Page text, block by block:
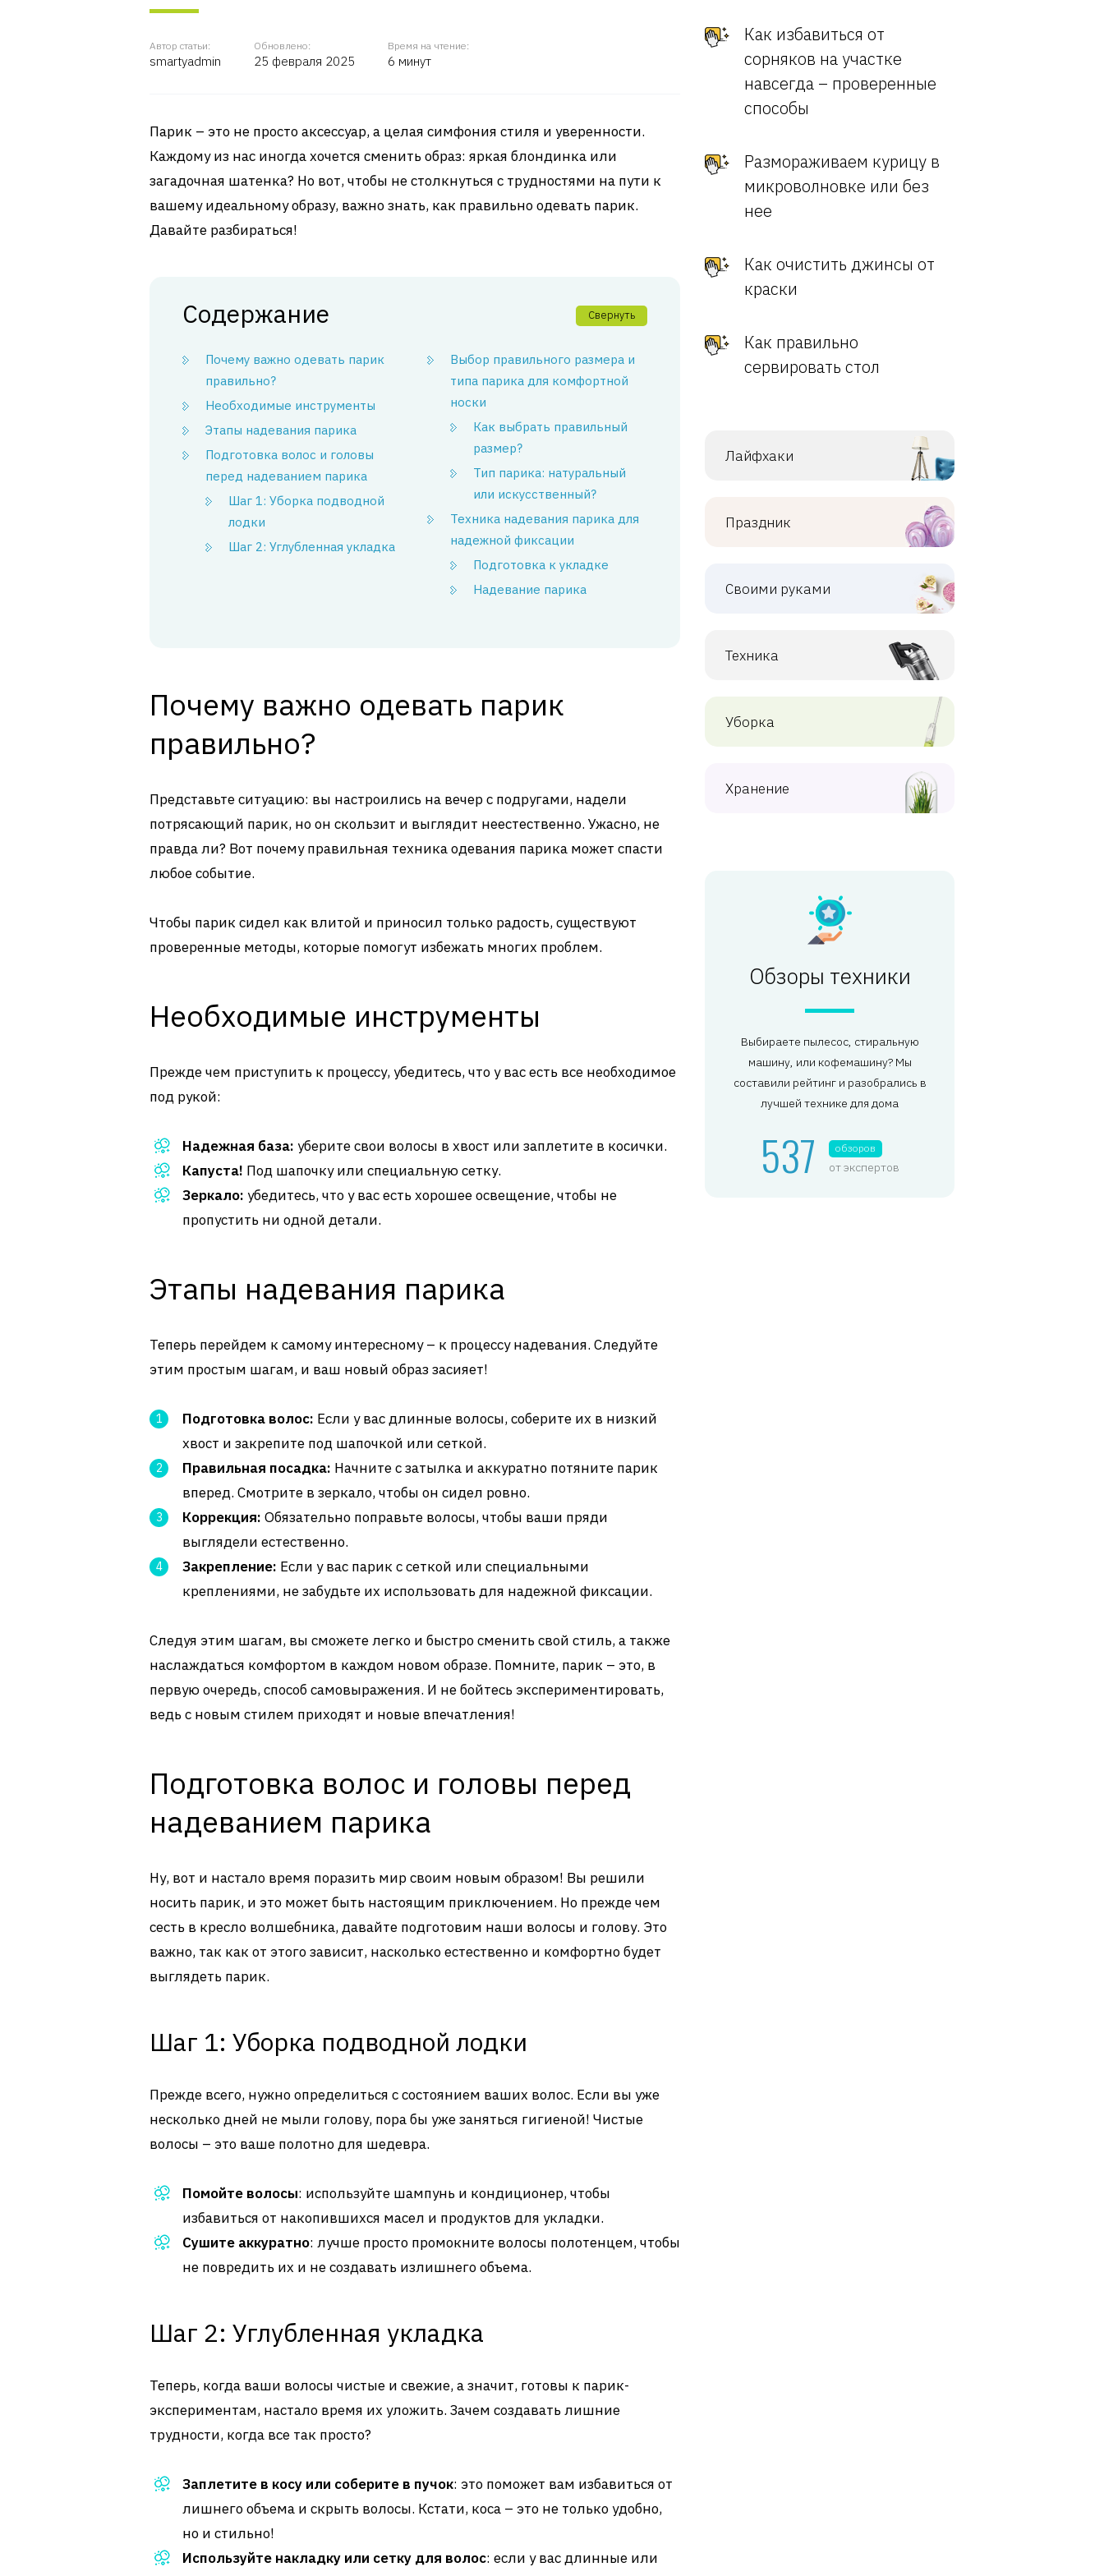
Автор статьи:
smartyadmin
Обновлено:
25 февраля 2025
Время на чтение:
6 минут
Парик – это не просто аксессуар, а целая симфония стиля и уверенности.
Каждому из нас иногда хочется сменить образ: яркая блондинка или
загадочная шатенка? Но вот, чтобы не столкнуться с трудностями на пути к
вашему идеальному образу, важно знать, как правильно одевать парик.
Давайте разбираться!
Содержание Свернуть
Почему важно одевать парик
правильно?
Необходимые инструменты
Этапы надевания парика
Подготовка волос и головы
перед надеванием парика
Шаг 1: Уборка подводной
лодки
Шаг 2: Углубленная укладка
Выбор правильного размера и
типа парика для комфортной
носки
Как выбрать правильный
размер?
Тип парика: натуральный
или искусственный?
Техника надевания парика для
надежной фиксации
Подготовка к укладке
Надевание парика
Почему важно одевать парик
правильно?
Представьте ситуацию: вы настроились на вечер с подругами, надели
потрясающий парик, но он скользит и выглядит неестественно. Ужасно, не
правда ли? Вот почему правильная техника одевания парика может спасти
любое событие.
Чтобы парик сидел как влитой и приносил только радость, существуют
проверенные методы, которые помогут избежать многих проблем.
Необходимые инструменты
Прежде чем приступить к процессу, убедитесь, что у вас есть все необходимое
под рукой:
Надежная база: уберите свои волосы в хвост или заплетите в косички.
Капуста! Под шапочку или специальную сетку.
Зеркало: убедитесь, что у вас есть хорошее освещение, чтобы не
пропустить ни одной детали.
Этапы надевания парика
Теперь перейдем к самому интересному – к процессу надевания. Следуйте
этим простым шагам, и ваш новый образ засияет!
Подготовка волос: Если у вас длинные волосы, соберите их в низкий
хвост и закрепите под шапочкой или сеткой.
Правильная посадка: Начните с затылка и аккуратно потяните парик
вперед. Смотрите в зеркало, чтобы он сидел ровно.
Коррекция: Обязательно поправьте волосы, чтобы ваши пряди
выглядели естественно.
Закрепление: Если у вас парик с сеткой или специальными
креплениями, не забудьте их использовать для надежной фиксации.
Следуя этим шагам, вы сможете легко и быстро сменить свой стиль, а также
наслаждаться комфортом в каждом новом образе. Помните, парик – это, в
первую очередь, способ самовыражения. И не бойтесь экспериментировать,
ведь с новым стилем приходят и новые впечатления!
Подготовка волос и головы перед
надеванием парика
Ну, вот и настало время поразить мир своим новым образом! Вы решили
носить парик, и это может быть настоящим приключением. Но прежде чем
сесть в кресло волшебника, давайте подготовим наши волосы и голову. Это
важно, так как от этого зависит, насколько естественно и комфортно будет
выглядеть парик.
Шаг 1: Уборка подводной лодки
Прежде всего, нужно определиться с состоянием ваших волос. Если вы уже
несколько дней не мыли голову, пора бы уже заняться гигиеной! Чистые
волосы – это ваше полотно для шедевра.
Помойте волосы: используйте шампунь и кондиционер, чтобы
избавиться от накопившихся масел и продуктов для укладки.
Сушите аккуратно: лучше просто промокните волосы полотенцем, чтобы
не повредить их и не создавать излишнего объема.
Шаг 2: Углубленная укладка
Теперь, когда ваши волосы чистые и свежие, а значит, готовы к парик-
экспериментам, настало время их уложить. Зачем создавать лишние
трудности, когда все так просто?
Заплетите в косу или соберите в пучок: это поможет вам избавиться от
лишнего объема и скрыть волосы. Кстати, коса – это не только удобно,
но и стильно!
Используйте накладку или сетку для волос: если у вас длинные или
Как избавиться от
сорняков на участке
навсегда – проверенные
способы
Размораживаем курицу в
микроволновке или без
нее
Как очистить джинсы от
краски
Как правильно
сервировать стол
Лайфхаки
Праздник
Своими руками
Техника
Уборка
Хранение
Обзоры техники
Выбираете пылесос, стиральную
машину, или кофемашину? Мы
составили рейтинг и разобрались в
лучшей технике для дома
537 обзоров
от экспертов